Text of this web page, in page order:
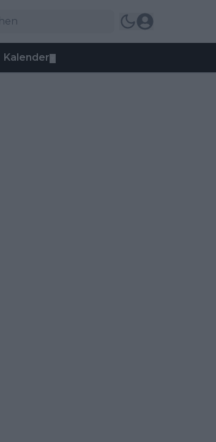
Kalender